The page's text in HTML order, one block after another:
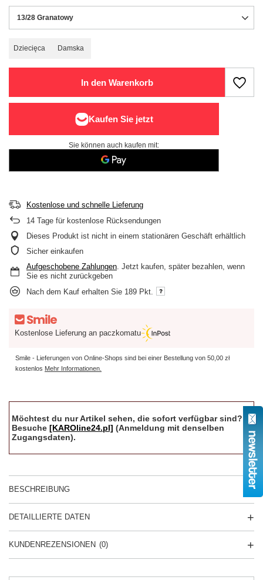
13/28 Granatowy
Dziecięca Damska
In den Warenkorb
Sie können auch kaufen mit:
Kostenlose und schnelle Lieferung
14 Tage für kostenlose Rücksendungen
Dieses Produkt ist nicht in einem stationären Geschäft erhältlich
Sicher einkaufen
Aufgeschobene Zahlungen. Jetzt kaufen, später bezahlen, wenn
Sie es nicht zurückgeben
Nach dem Kauf erhalten Sie 189 Pkt.
Kostenlose Lieferung an paczkomatu
Smile - Lieferungen von Online-Shops sind bei einer Bestellung von 50,00 zł
kostenlos Mehr Informationen.
Möchtest du nur Artikel sehen, die sofort verfügbar sind?
Besuche [KAROline24.pl] (Anmeldung mit denselben
Zugangsdaten).
BESCHREIBUNG
DETAILLIERTE DATEN
KUNDENREZENSIONEN (0)